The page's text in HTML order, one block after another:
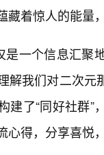
藏着惊人的能量
是一个信息汇
解我们对二次
建了“同好社群
心得，分享喜悦